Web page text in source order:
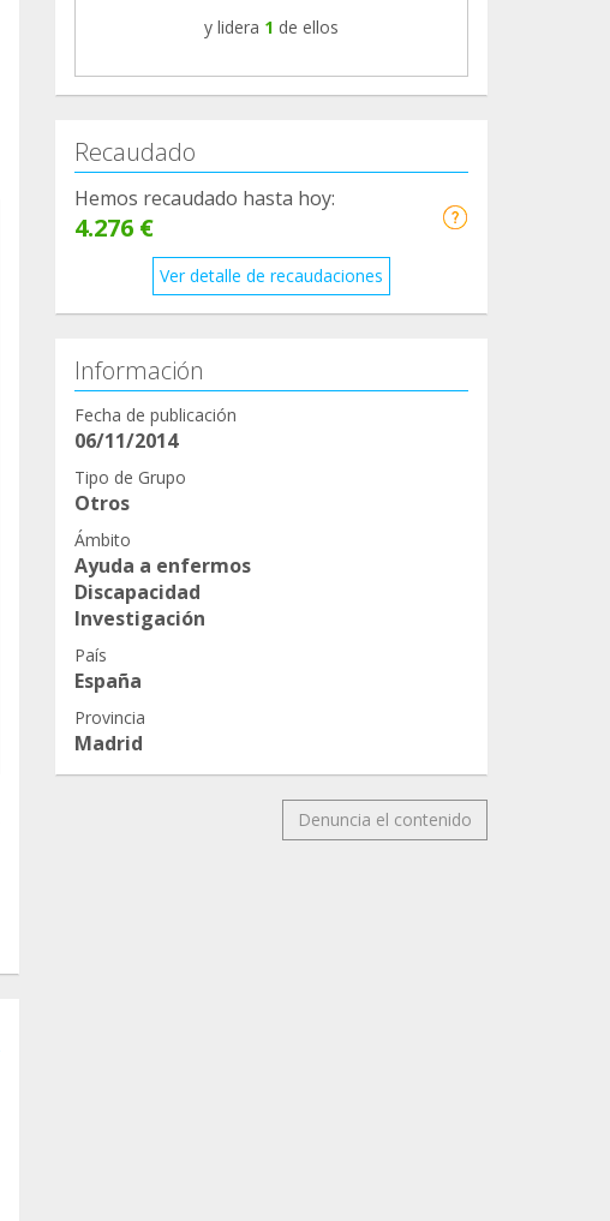
y lidera 1 de ellos
Recaudado
Hemos recaudado hasta hoy:
4.276 €
Ver detalle de recaudaciones
Información
Fecha de publicación
06/11/2014
Tipo de Grupo
Otros
Ámbito
Ayuda a enfermos
Discapacidad
Investigación
País
España
Provincia
Madrid
Denuncia el contenido